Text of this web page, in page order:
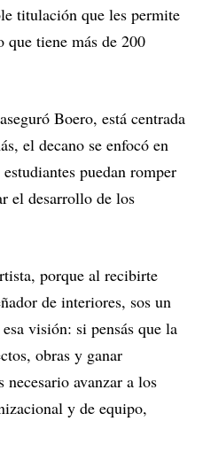
titulación que les permite
que tiene más de 200
Boero, está centrada
el decano se enfocó en
puedan romper
el desarrollo de los
porque al recibirte
de interiores, sos un
visión: si pensás que la
obras y ganar
necesario avanzar a los
y de equipo,